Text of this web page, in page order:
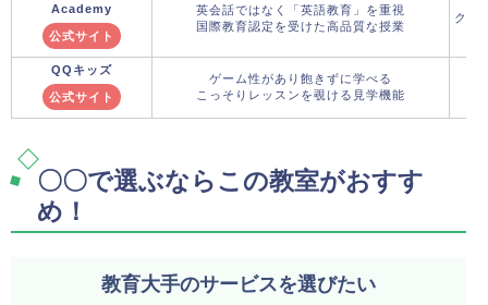
Academy
公式サイト
英会話ではなく「英語教育」を重視
国際教育認定を受けた高品質な授業
クー
QQキッズ
公式サイト
ゲーム性があり飽きずに学べる
こっそりレッスンを覗ける見学機能
〇〇で選ぶならこの教室がおすす
め！
教育大手のサービスを選びたい